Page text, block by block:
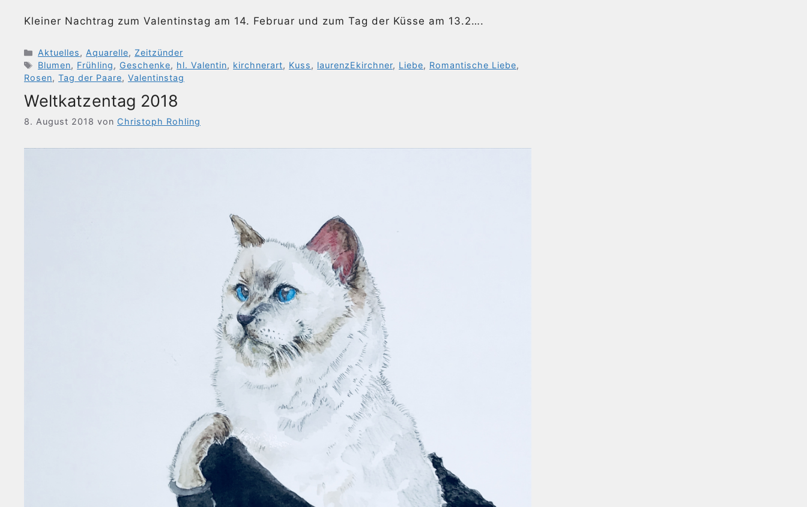
Kleiner Nachtrag zum Valentinstag am 14. Februar und zum Tag der Küsse am 13.2….
Kategorien
Aktuelles, Aquarelle, Zeitzünder
Schlagwörter
Blumen, Frühling, Geschenke, hl. Valentin, kirchnerart, Kuss, laurenzEkirchner, Liebe, Romantische Liebe,
Rosen, Tag der Paare, Valentinstag
Weltkatzentag 2018
8. August 2018 von Christoph Rohling